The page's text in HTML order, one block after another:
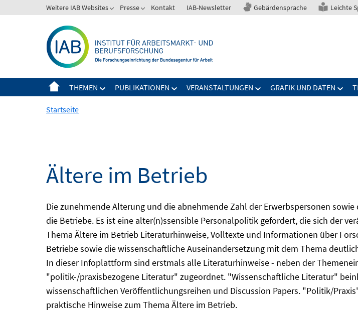
zum
Weitere IAB Websites Presse Kontakt IAB-Newsletter Gebärdensprache Leichte
THEMEN PUBLIKATIONEN VERANSTALTUNGEN GRAFIK UND DATEN
Startseite
Ältere im Betrieb
Die zunehmende Alterung und die abnehmende Zahl der Erwerbspersonen
die Betriebe. Es ist eine alter(n)ssensible Personalpolitik gefordert, die sich der
Thema Ältere im Betrieb Literaturhinweise, Volltexte und Informationen über
Betriebe sowie die wissenschaftliche Auseinandersetzung mit dem Thema
In dieser Infoplattform sind erstmals alle Literaturhinweise - neben der
"politik-/praxisbezogene Literatur" zugeordnet. "Wissenschaftliche Literatur"
wissenschaftlichen Veröffentlichungsreihen und Discussion Papers. "Politik/
praktische Hinweise zum Thema Ältere im Betrieb.